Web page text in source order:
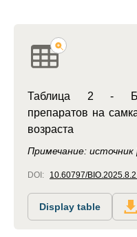
Таблица 2 -
препаратов на
возраста
Примечание: источник
DOI: 10.60797/
Display table